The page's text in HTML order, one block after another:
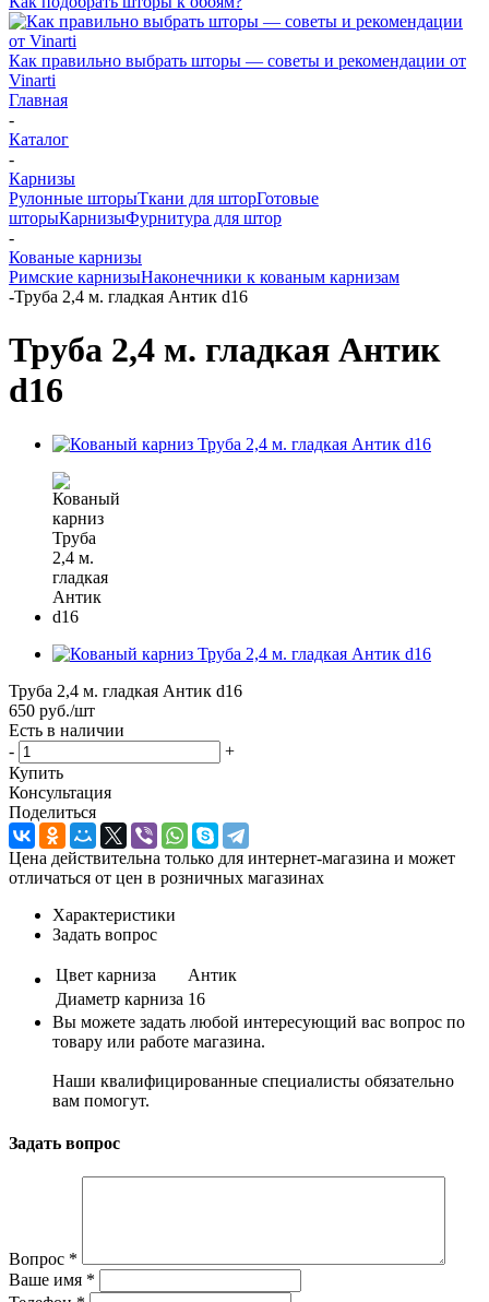
Как правильно выбрать шторы — советы и рекомендации от
Vinarti
Главная
-
Каталог
-
Карнизы
Рулонные шторыТкани для шторГотовые
шторыКарнизыФурнитура для штор
-
Кованые карнизы
Римские карнизыНаконечники к кованым карнизам
-Труба 2,4 м. гладкая Антик d16
Труба 2,4 м. гладкая Антик
d16
Труба 2,4 м. гладкая Антик d16
650 руб./шт
Есть в наличии
-
+
Купить
Консультация
Поделиться
Цена действительна только для интернет-магазина и может
отличаться от цен в розничных магазинах
Характеристики
Задать вопрос
Цвет карниза
Антик
Диаметр карниза 16
Вы можете задать любой интересующий вас вопрос по
товару или работе магазина.
Наши квалифицированные специалисты обязательно
вам помогут.
Задать вопрос
Вопрос *
Ваше имя *